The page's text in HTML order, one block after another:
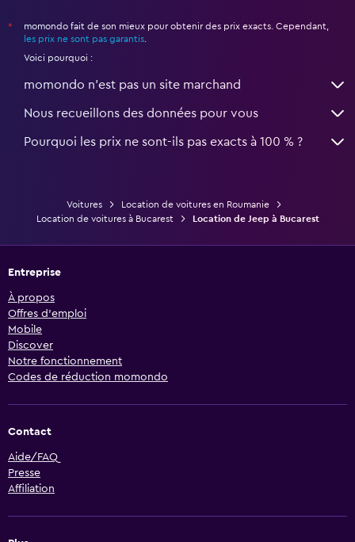
*
momondo fait de son mieux pour obtenir des prix exacts. Cependant,
les prix ne sont pas garantis.
Voici pourquoi :
momondo n'est pas un site marchand
Nous recueillons des données pour vous
Pourquoi les prix ne sont-ils pas exacts à 100 % ?
Voitures
Location de voitures en Roumanie
Location de voitures à Bucarest
Location de Jeep à Bucarest
Entreprise
À propos
Offres d’emploi
Mobile
Discover
Notre fonctionnement
Codes de réduction momondo
Contact
Aide/FAQ
Presse
Affiliation